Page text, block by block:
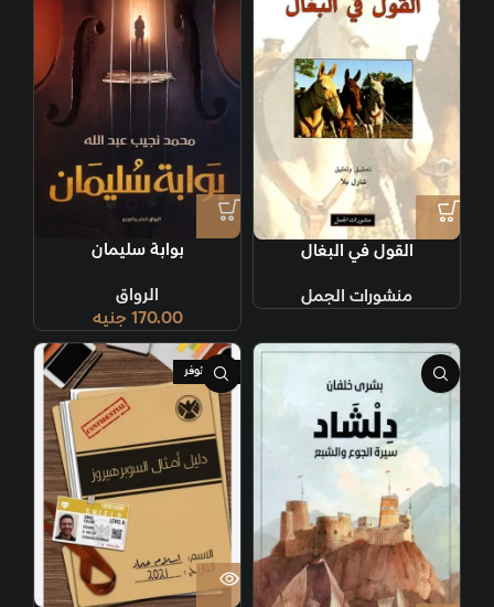
القول في البغال
منشورات الجمل
بوابة سليمان
الرواق
170.00 جنيه
غير متوفر